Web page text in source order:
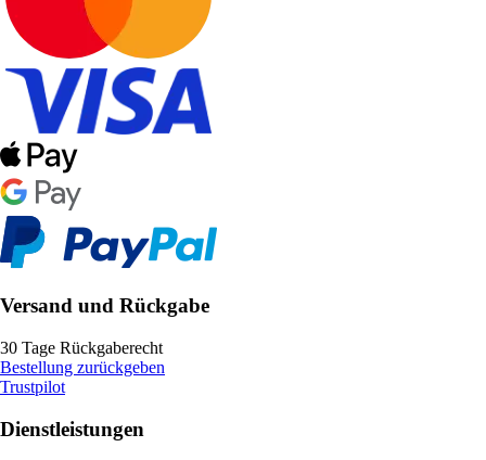
Versand und Rückgabe
30 Tage Rückgaberecht
Bestellung zurückgeben
Trustpilot
Dienstleistungen